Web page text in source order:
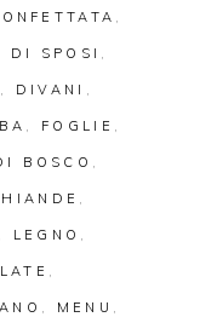
,
DI SPOSI ,
, DIVANI ,
, FOGLIE ,
BOSCO ,
,
, LEGNO ,
,
, MENU ,